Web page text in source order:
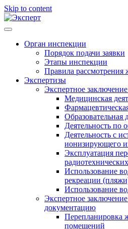
Skip to content
Орган инспекции
Порядок подачи заявки
Этапы инспекции
Правила рассмотрения
Экспертизы
Экспертное заключение
Медицинская
Образовательная
Деятельность по
Деятельность с
ионизирующего
Эксплуатация
Использование
рекреации
Использование
Экспертное
документацию
помещений